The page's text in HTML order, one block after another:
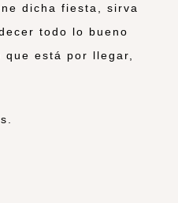
dicha fiesta, sirva
todo lo bueno
está por llegar,